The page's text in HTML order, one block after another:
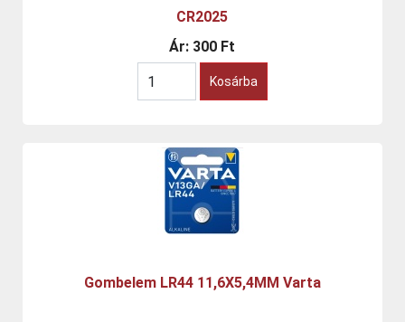
CR2025
Ár: 300 Ft
Kosárba
Gombelem LR44 11,6X5,4MM Varta